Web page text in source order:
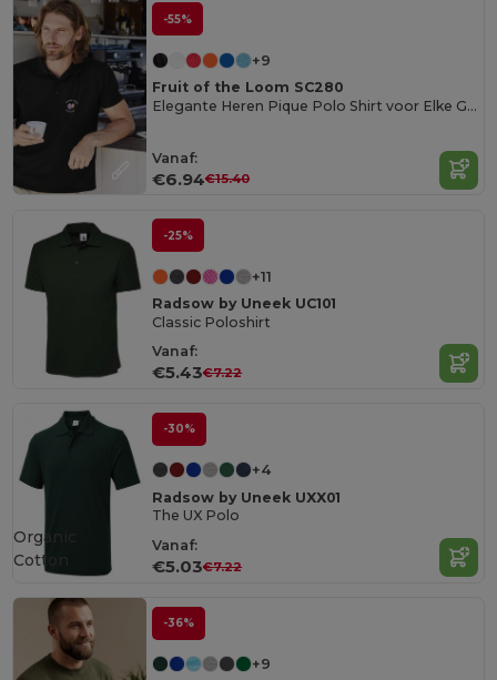
-55%
+9
Fruit of the Loom SC280
Elegante Heren Pique Polo Shirt voor Elke Gelegenheid
Vanaf:
€6.94€15.40
-25%
+11
Radsow by Uneek UC101
Classic Poloshirt
Vanaf:
€5.43€7.22
-30%
+4
Radsow by Uneek UXX01
The UX Polo
Vanaf:
€5.03€7.22
Organic
Cotton
-36%
+9